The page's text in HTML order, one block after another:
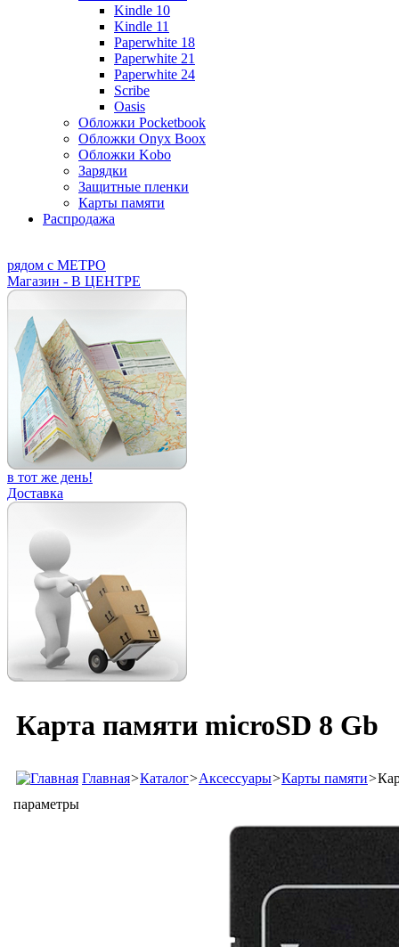
Kindle 10
Kindle 11
Paperwhite 18
Paperwhite 21
Paperwhite 24
Scribe
Oasis
Обложки Pocketbook
Обложки Onyx Boox
Обложки Kobo
Зарядки
Защитные пленки
Карты памяти
Распродажа
рядом с МЕТРО
Магазин - В ЦЕНТРЕ
в тот же день!
Доставка
Карта памяти microSD 8 Gb
Главная>Каталог>Аксессуары>Карты памяти>
параметры